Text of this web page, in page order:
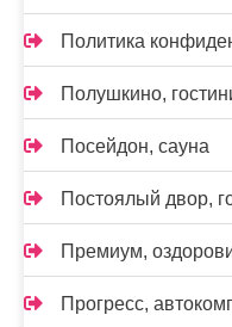
Политика
Полушкино,
Посейдон, сауна
Постоялый двор,
Премиум,
Прогресс,